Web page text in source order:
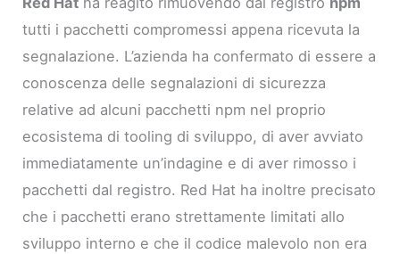
tutti i pacchetti compromessi appena ricevuta la
segnalazione. L’azienda ha confermato di essere a
conoscenza delle segnalazioni di sicurezza
relative ad alcuni pacchetti npm nel proprio
ecosistema di tooling di sviluppo, di aver avviato
immediatamente un’indagine e di aver rimosso i
pacchetti dal registro. Red Hat ha inoltre precisato
che i pacchetti erano strettamente limitati allo
sviluppo interno e che il codice malevolo non era